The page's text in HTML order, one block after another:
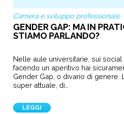
Carriera e sviluppo professionale
GENDER GAP: MA IN
STIAMO PARLANDO?
Nelle aule universitarie, sui
facendo un aperitivo hai
Gender Gap, o divario di genere.
super attuale, di…
LEGGI